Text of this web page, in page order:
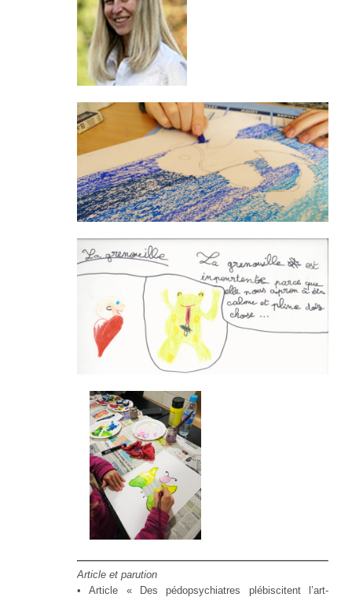
Article et parution
• Article « Des pédopsychiatres plébiscitent l’art-